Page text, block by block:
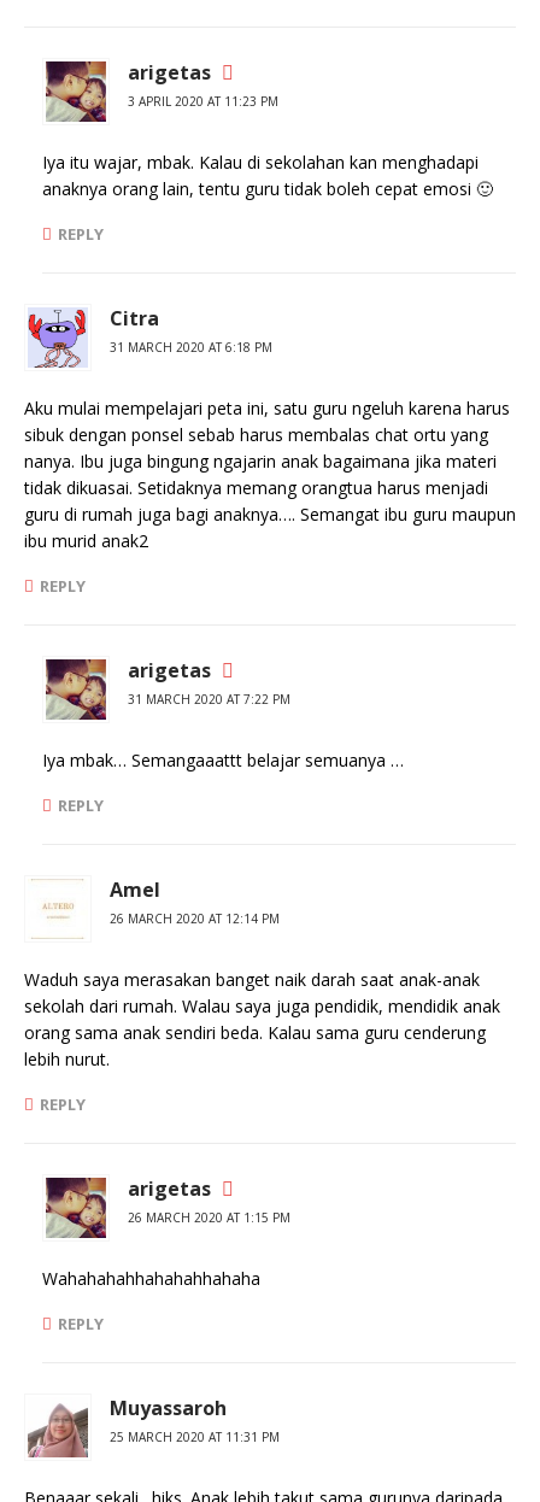
arigetas
3 APRIL 2020 AT 11:23 PM
Iya itu wajar, mbak. Kalau di sekolahan kan menghadapi
anaknya orang lain, tentu guru tidak boleh cepat emosi 🙂
REPLY
Citra
31 MARCH 2020 AT 6:18 PM
Aku mulai mempelajari peta ini, satu guru ngeluh karena harus
sibuk dengan ponsel sebab harus membalas chat ortu yang
nanya. Ibu juga bingung ngajarin anak bagaimana jika materi
tidak dikuasai. Setidaknya memang orangtua harus menjadi
guru di rumah juga bagi anaknya…. Semangat ibu guru maupun
ibu murid anak2
REPLY
arigetas
31 MARCH 2020 AT 7:22 PM
Iya mbak… Semangaaattt belajar semuanya …
REPLY
Amel
26 MARCH 2020 AT 12:14 PM
Waduh saya merasakan banget naik darah saat anak-anak
sekolah dari rumah. Walau saya juga pendidik, mendidik anak
orang sama anak sendiri beda. Kalau sama guru cenderung
lebih nurut.
REPLY
arigetas
26 MARCH 2020 AT 1:15 PM
Wahahahahhahahahhahaha
REPLY
Muyassaroh
25 MARCH 2020 AT 11:31 PM